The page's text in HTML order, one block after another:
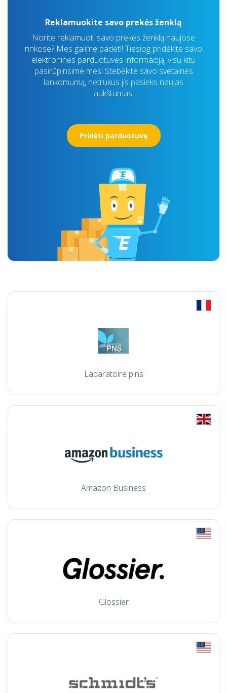
Reklamuokite savo prekės ženklą
Norite reklamuoti savo prekės ženklą naujose
rinkose? Mes galime padėti! Tiesiog pridėkite savo
elektroninės parduotuvės informaciją, visu kitu
pasirūpinsime mes! Stebėkite savo svetainės
lankomumą, netrukus jis pasieks naujas
aukštumas!
Pridėti parduotuvę
Labaratoire pins
Amazon Business
Glossier